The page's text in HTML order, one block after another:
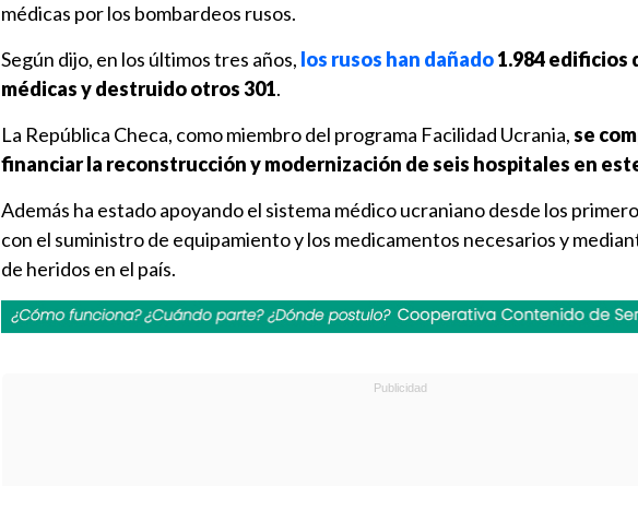
médicas por los bombardeos rusos.
Según dijo, en los últimos tres años, los rusos han dañado1.984
médicas y destruido otros 301.
La República Checa, como miembro del programa Facilidad Ucrania,se
financiar la reconstrucción y modernización de seis hospitales en
Además ha estado apoyando el sistema médico ucraniano desde los
con el suministro de equipamiento y los medicamentos necesarios y
de heridos en el país.